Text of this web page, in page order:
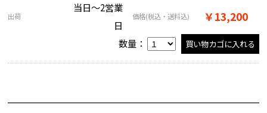
出荷
当日～2営業
日
価格(税込・送料込) ￥13,200
数量：